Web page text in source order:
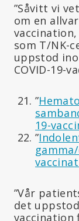
”Såvitt vi
om en
som T/NK-
uppstod
COVID-19-
”
19-
”
”Vår
det
vaccination